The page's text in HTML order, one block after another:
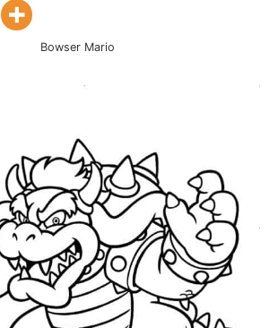
Bowser Mario